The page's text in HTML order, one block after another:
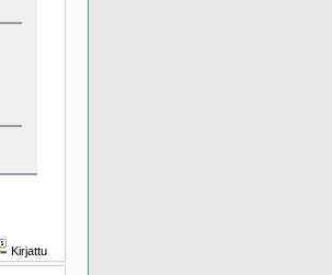
Kirjattu